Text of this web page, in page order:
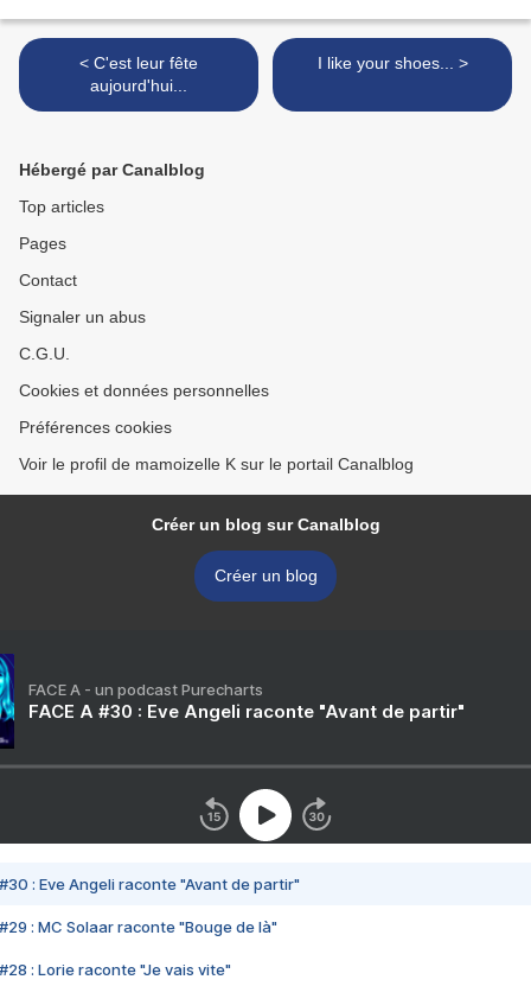
< C'est leur fête
aujourd'hui...
I like your shoes... >
Hébergé par Canalblog
Top articles
Pages
Contact
Signaler un abus
C.G.U.
Cookies et données personnelles
Préférences cookies
Voir le profil de mamoizelle K sur le portail Canalblog
Créer un blog sur Canalblog
Créer un blog
FACE A - un podcast Purecharts
FACE A #30 : Eve Angeli raconte "Avant de partir"
#30 : Eve Angeli raconte "Avant de partir"
#29 : MC Solaar raconte "Bouge de là"
#28 : Lorie raconte "Je vais vite"